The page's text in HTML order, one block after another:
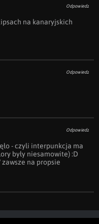
Odpowiedz
na kanaryjskich
Odpowiedz
Odpowiedz
- czyli interpunkcja ma
były niesamowite) :D
na propsie